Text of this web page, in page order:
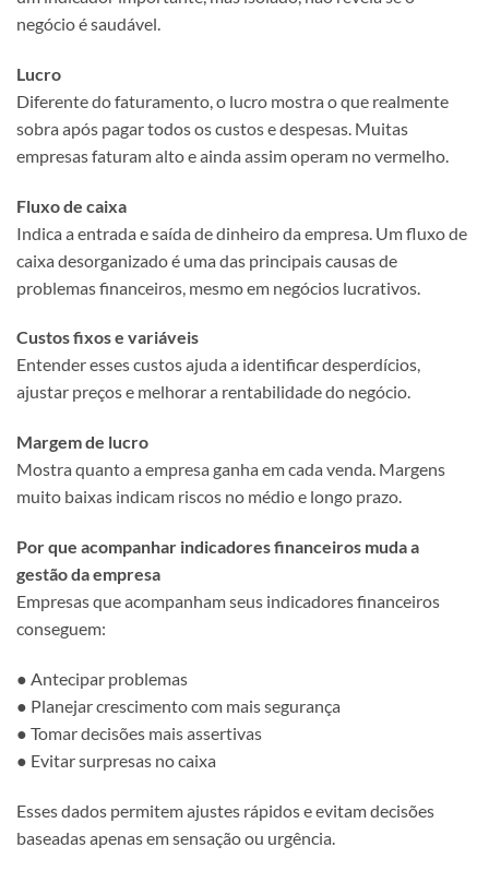
negócio é saudável.
Lucro
Diferente do faturamento, o lucro mostra o que realmente
sobra após pagar todos os custos e despesas. Muitas
empresas faturam alto e ainda assim operam no vermelho.
Fluxo de caixa
Indica a entrada e saída de dinheiro da empresa. Um fluxo de
caixa desorganizado é uma das principais causas de
problemas financeiros, mesmo em negócios lucrativos.
Custos fixos e variáveis
Entender esses custos ajuda a identificar desperdícios,
ajustar preços e melhorar a rentabilidade do negócio.
Margem de lucro
Mostra quanto a empresa ganha em cada venda. Margens
muito baixas indicam riscos no médio e longo prazo.
Por que acompanhar indicadores financeiros muda a
gestão da empresa
Empresas que acompanham seus indicadores financeiros
conseguem:
● Antecipar problemas
● Planejar crescimento com mais segurança
● Tomar decisões mais assertivas
● Evitar surpresas no caixa
Esses dados permitem ajustes rápidos e evitam decisões
baseadas apenas em sensação ou urgência.